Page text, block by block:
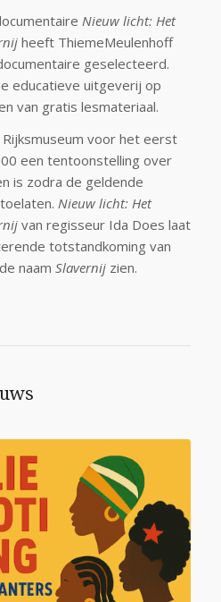
Nieuw licht: Het
heeft ThiemeMeulenhoff
geselecteerd.
educatieve uitgeverij op
van gratis lesmateriaal.
voor het eerst
een tentoonstelling over
is zodra de geldende
Nieuw licht: Het
van regisseur Ida Does laat
totstandkoming van
naam Slavernijzien.